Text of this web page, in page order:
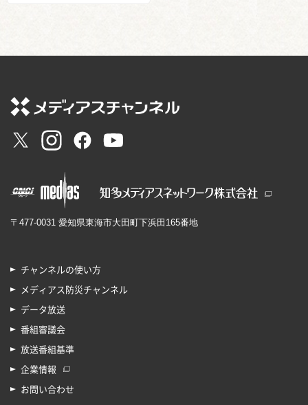
〒477-0031 愛知県東海市大田町下浜田165番地
チャンネルの使い方
メディアス防災チャンネル
データ放送
番組審議会
放送番組基準
企業情報
お問い合わせ